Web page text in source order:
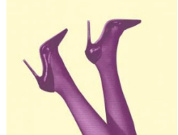
genom texturer och
av modern estetik
konst tilltalar dem
vanliga. Upphöj ditt
Pictufys unika
inbjuder dig att
oväntade.